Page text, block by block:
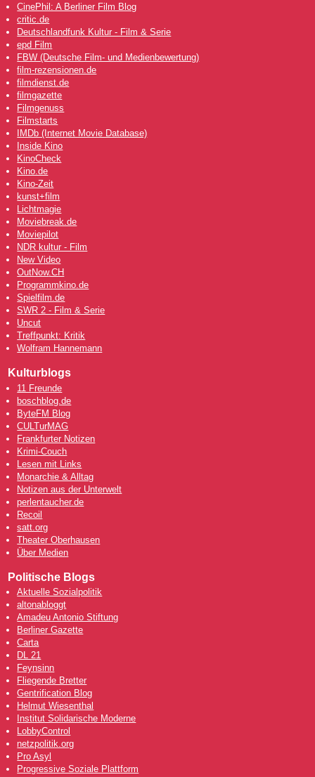
CinePhil: A Berliner Film Blog
critic.de
Deutschlandfunk Kultur - Film & Serie
epd Film
FBW (Deutsche Film- und Medienbewertung)
film-rezensionen.de
filmdienst.de
filmgazette
Filmgenuss
Filmstarts
IMDb (Internet Movie Database)
Inside Kino
KinoCheck
Kino.de
Kino-Zeit
kunst+film
Lichtmagie
Moviebreak.de
Moviepilot
NDR kultur - Film
New Video
OutNow.CH
Programmkino.de
Spielfilm.de
SWR 2 - Film & Serie
Uncut
Treffpunkt: Kritik
Wolfram Hannemann
Kulturblogs
11 Freunde
boschblog.de
ByteFM Blog
CULTurMAG
Frankfurter Notizen
Krimi-Couch
Lesen mit Links
Monarchie & Alltag
Notizen aus der Unterwelt
perlentaucher.de
Recoil
satt.org
Theater Oberhausen
Über Medien
Politische Blogs
Aktuelle Sozialpolitik
altonabloggt
Amadeu Antonio Stiftung
Berliner Gazette
Carta
DL 21
Feynsinn
Fliegende Bretter
Gentrification Blog
Helmut Wiesenthal
Institut Solidarische Moderne
LobbyControl
netzpolitik.org
Pro Asyl
Progressive Soziale Plattform